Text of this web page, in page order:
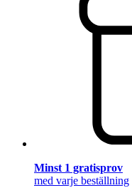
Minst 1 gratisprov
med varje beställning